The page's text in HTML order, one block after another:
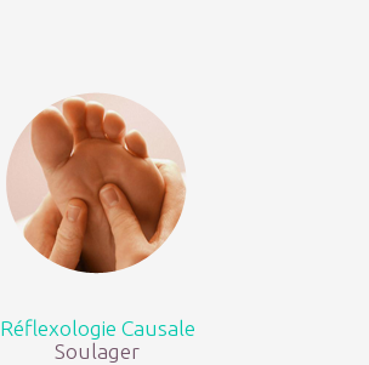
Réflexologie Causale
Soulager